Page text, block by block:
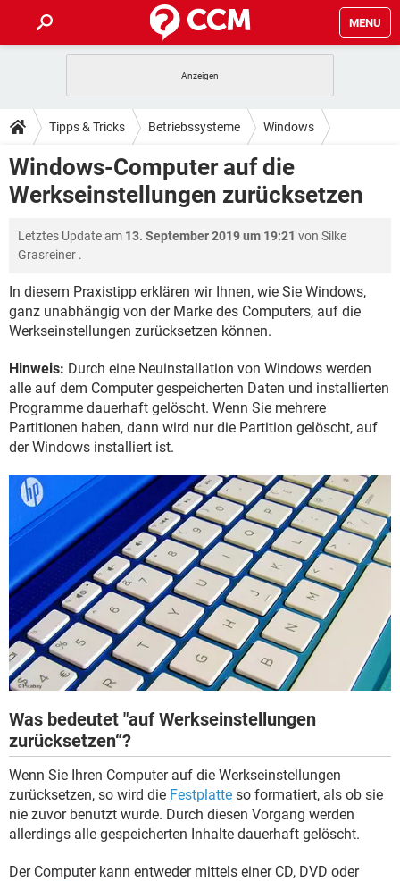
MENU
ANDROID IOS
WINDOWS 10 INSTAGRAM
WHATSAPP TIKTOK
TIPPS & TRICKS
SPIELE STREAMING
ANDROID IOS
WHATSAPP TIKTOK
DOWNLOADS
SPIELE STREAMING
WINDOWS 10
WHATSAPP TIKTOK
FACEBOOK HARDWARE
FORUM
SPIELE STREAMING
WINDOWS 10 INSTAGRAM
WHATSAPP TIKTOK
FACEBOOK HARDWARE
LEXIKON
SPIELE STREAMING
ANDROID IOS
WHATSAPP TIKTOK
FACEBOOK HARDWARE
Tipps & Tricks Betriebssysteme Windows
Windows-Computer auf die
Werkseinstellungen zurücksetzen
Letztes Update am 13. September 2019 um 19:21 von Silke
Grasreiner .
In diesem Praxistipp erklären wir Ihnen, wie Sie Windows,
ganz unabhängig von der Marke des Computers, auf die
Werkseinstellungen zurücksetzen können.
Hinweis: Durch eine Neuinstallation von Windows werden
alle auf dem Computer gespeicherten Daten und installierten
Programme dauerhaft gelöscht. Wenn Sie mehrere
Partitionen haben, dann wird nur die Partition gelöscht, auf
der Windows installiert ist.
Was bedeutet "auf Werkseinstellungen
zurücksetzen“?
Wenn Sie Ihren Computer auf die Werkseinstellungen
zurücksetzen, so wird die Festplatte so formatiert, als ob sie
nie zuvor benutzt wurde. Durch diesen Vorgang werden
allerdings alle gespeicherten Inhalte dauerhaft gelöscht.
Der Computer kann entweder mittels einer CD, DVD oder